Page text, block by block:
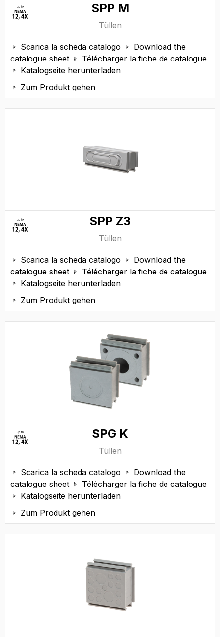
SPP M
Tüllen
 Scarica la scheda catalogo 
Download the
catalogue sheet
 Télécharger la fiche de catalogue
 Katalogseite herunterladen
 Zum Produkt gehen
SPP Z3
Tüllen
 Scarica la scheda catalogo 
Download the
catalogue sheet
 Télécharger la fiche de catalogue
 Katalogseite herunterladen
 Zum Produkt gehen
SPG K
Tüllen
 Scarica la scheda catalogo 
Download the
catalogue sheet
 Télécharger la fiche de catalogue
 Katalogseite herunterladen
 Zum Produkt gehen